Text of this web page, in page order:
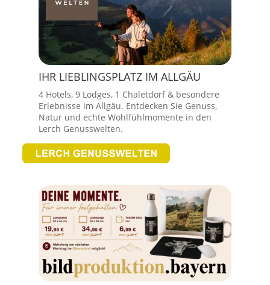
IHR LIEBLINGSPLATZ IM ALLGÄU
4 Hotels, 9 Lodges, 1 Chaletdorf & besondere
Erlebnisse im Allgäu. Entdecken Sie Genuss,
Natur und echte Wohlfühlmomente in den
Lerch Genusswelten.